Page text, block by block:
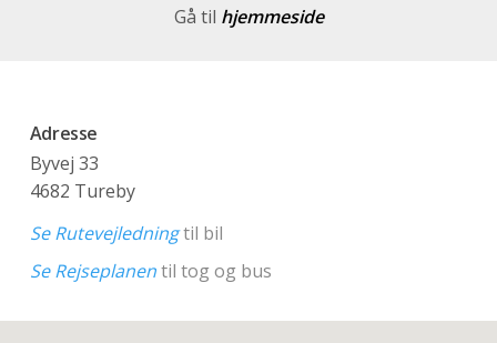
Gå til hjemmeside
Adresse
Byvej 33
4682 Tureby
Se Rutevejledningtil bil
Se Rejseplanentil tog og bus